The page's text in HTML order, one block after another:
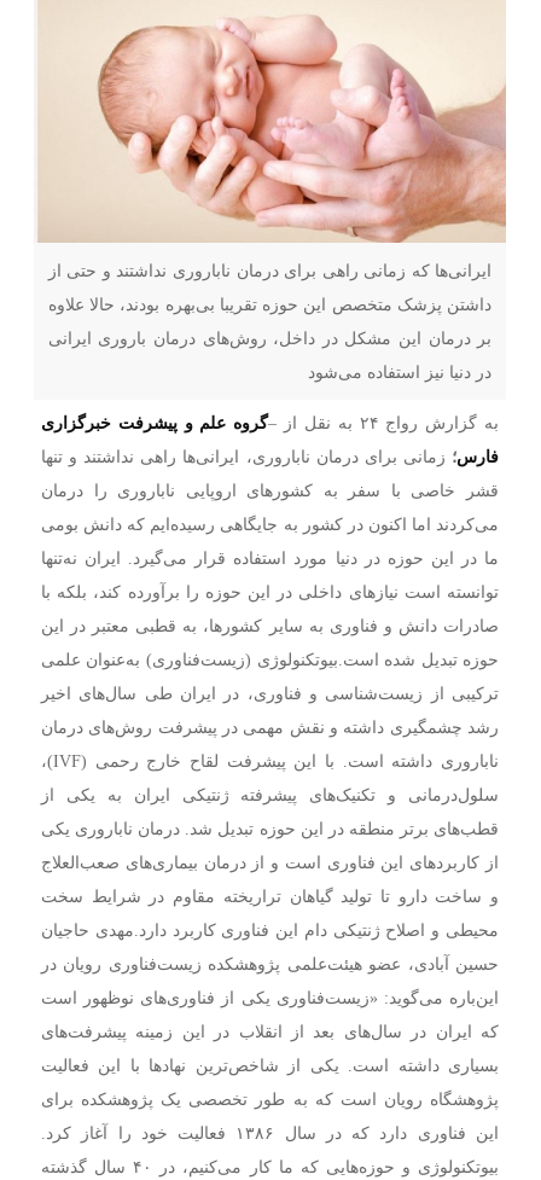
ایرانی‌ها که زمانی راهی برای درمان ناباروری نداشتند و حتی از
داشتن پزشک متخصص این حوزه تقریبا بی‌بهره بودند، حالا علاوه
بر درمان این مشکل در داخل، روش‌های درمان باروری ایرانی
در دنیا نیز استفاده می‌شود
به گزارش رواج ۲۴ به نقل از –
گروه علم و پیشرفت خبرگزاری
فارس؛ زمانی برای درمان ناباروری، ایرانی‌ها راهی نداشتند و تنها
قشر خاصی با سفر به کشورهای اروپایی ناباروری را درمان
می‌کردند اما اکنون در کشور به جایگاهی رسیده‌ایم که دانش بومی
ما در این حوزه در دنیا مورد استفاده قرار می‌گیرد. ایران نه‌تنها
توانسته است نیازهای داخلی در این حوزه را برآورده کند، بلکه با
صادرات دانش و فناوری به سایر کشورها، به قطبی معتبر در این
حوزه تبدیل شده است.بیوتکنولوژی (زیست‌فناوری) به‌عنوان علمی
ترکیبی از زیست‌شناسی و فناوری، در ایران طی سال‌های اخیر
رشد چشمگیری داشته و نقش مهمی در پیشرفت روش‌های درمان
ناباروری داشته است. با این پیشرفت لقاح خارج رحمی (IVF)،
سلول‌درمانی و تکنیک‌های پیشرفته ژنتیکی ایران به یکی از
قطب‌های برتر منطقه در این حوزه تبدیل شد. درمان ناباروری یکی
از کاربردهای این فناوری است و از درمان بیماری‌های صعب‌العلاج
و ساخت دارو تا تولید گیاهان تراریخته مقاوم در شرایط سخت
محیطی و اصلاح ژنتیکی دام این فناوری کاربرد دارد.مهدی حاجیان
حسین آبادی، عضو هیئت‌علمی پژوهشکده زیست‌فناوری رویان در
این‌باره می‌گوید: «زیست‌فناوری یکی از فناوری‌های نوظهور است
که ایران در سال‌های بعد از انقلاب در این زمینه پیشرفت‌های
بسیاری داشته است. یکی از شاخص‌ترین نهادها با این فعالیت
پژوهشگاه رویان است که به طور تخصصی یک پژوهشکده برای
این فناوری دارد که در سال ۱۳۸۶ فعالیت خود را آغاز کرد.
بیوتکنولوژی و حوزه‌هایی که ما کار می‌کنیم، در ۴۰ سال گذشته